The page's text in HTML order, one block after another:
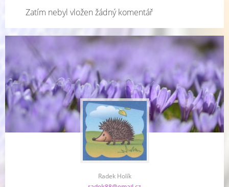
Zatím nebyl vložen žádný komentář
Radek Holík